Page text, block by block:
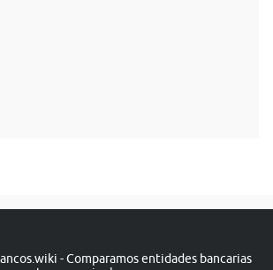
- Comparamos entidades bancarias